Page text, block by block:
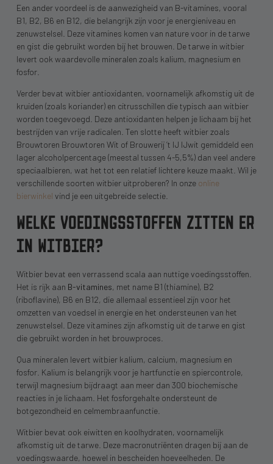
Een ander voordeel is de aanwezigheid van B-vitamines, vooral
B1, B2, B6 en B12, die belangrijk zijn voor je energieniveau en
zenuwstelsel. Deze vitamines komen van nature voor in de tarwe
en gist die gebruikt worden bij het brouwen. De tarwe in witbier
levert ook waardevolle mineralen zoals kalium, magnesium en
fosfor.
Verder bevat witbier antioxidanten, voornamelijk afkomstig uit de
kruiden (zoals koriander) en citrusschillen die typisch aan witbier
worden toegevoegd. Deze antioxidanten helpen je lichaam bij het
bestrijden van vrije radicalen. Ten slotte heeft witbier zoals
Brouwtoren Brouwtoren Wit of Brouwerij ’t IJ IJwit gemiddeld een
lager alcoholpercentage (meestal tussen 4-5,5%) dan veel andere
speciaalbieren, wat het tot een relatief lichtere keuze maakt. Wil je
verschillende soorten witbier uitproberen? In onze online
bierwinkel vind je een uitgebreide selectie.
WELKE VOEDINGSSTOFFEN ZITTEN ER
IN WITBIER?
Witbier bevat een verrassend scala aan nuttige voedingsstoffen.
Het is rijk aan B-vitamines, met name B1 (thiamine), B2
(riboflavine), B6 en B12, die allemaal essentieel zijn voor het
omzetten van voedsel in energie en het ondersteunen van het
zenuwstelsel. Deze vitamines zijn afkomstig uit de tarwe en gist
die gebruikt worden in het brouwproces.
Qua mineralen levert witbier kalium, calcium, magnesium en
fosfor. Kalium is belangrijk voor je hartfunctie en spiercontrole,
terwijl magnesium bijdraagt aan meer dan 300 biochemische
reacties in je lichaam. Het fosforgehalte ondersteunt de
botgezondheid en celmembraanfunctie.
Witbier bevat ook eiwitten en koolhydraten, voornamelijk
afkomstig uit de tarwe. Deze macronutriënten dragen bij aan de
voedingswaarde, hoewel in bescheiden hoeveelheden. De